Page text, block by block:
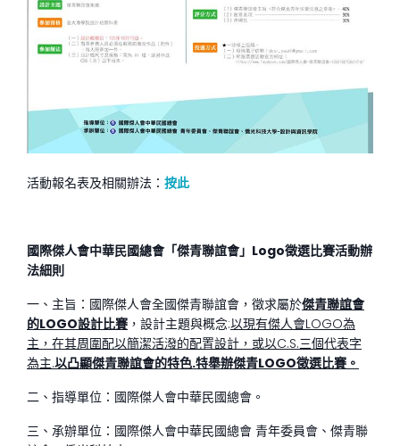
活動報名表及相關辦法： 按此
國際傑人會中華民國總會「傑青聯誼會」 Logo徵選比賽活動辦
法細則
一、主旨：國際傑人會全國傑青聯誼會，徵求屬於傑青聯誼會
的LOGO設計比賽 ，設計主題與概念:以現有傑人會LOGO為
主，在其周圍配以簡潔活潑的配置設計，或以C.S.三個代表字
為主.以凸顯傑青聯誼會的特色.特舉辦傑青LOGO徵選比賽。
二、指導單位：國際傑人會中華民國總會。
三、承辦單位：國際傑人會中華民國總會 青年委員會、傑青聯